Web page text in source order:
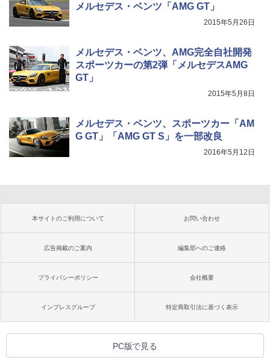
メルセデス・ベンツ「AMG GT」
2015年5月26日
メルセデス・ベンツ、AMG完全自社開発
スポーツカーの第2弾「メルセデスAMG
GT」
2015年5月8日
メルセデス・ベンツ、スポーツカー「AM
G GT」「AMG GT S」を一部改良
2016年5月12日
本サイトのご利用について お問い合わせ
広告掲載のご案内 編集部へのご連絡
プライバシーポリシー 会社概要
インプレスグループ 特定商取引法に基づく表示
PC版で見る